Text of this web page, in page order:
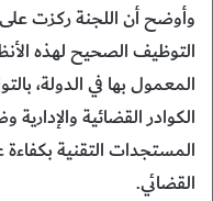
وأوضح أن اللجنة ركزت
التوظيف الصحيح لهذه
المعمول بها في الدولة،
الكوادر القضائية
المستجدات التقنية
القضائي.